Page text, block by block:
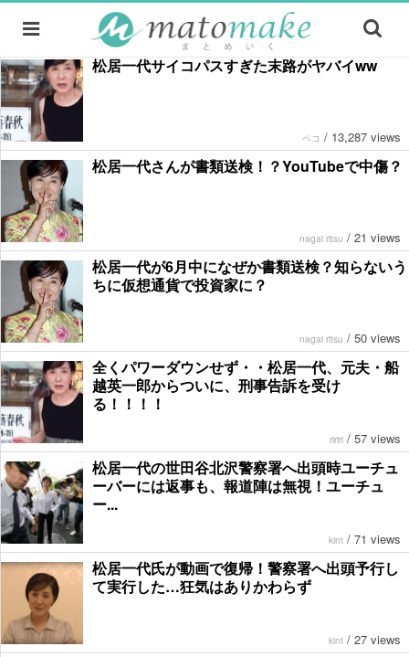
松居一代サイコパスすぎた末路がヤバイww
ペコ / 13,287 views
松居一代さんが書類送検！？YouTubeで中傷？
nagai ritsu / 21 views
松居一代が6月中になぜか書類送検？知らないう
ちに仮想通貨で投資家に？
nagai ritsu / 50 views
全くパワーダウンせず・・松居一代、元夫・船
越英一郎からついに、刑事告訴を受け
る！！！！
ririri / 57 views
松居一代の世田谷北沢警察署へ出頭時ユーチュ
ーバーには返事も、報道陣は無視！ユーチュ
ー...
kint / 71 views
松居一代氏が動画で復帰！警察署へ出頭予行し
て実行した…狂気はありかわらず
kint / 27 views